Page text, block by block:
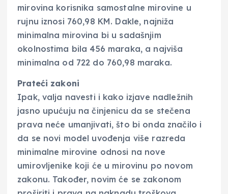
mirovina korisnika samostalne mirovine u
rujnu iznosi 760,98 KM. Dakle, najniža
minimalna mirovina bi u sadašnjim
okolnostima bila 456 maraka, a najviša
minimalna od 722 do 760,98 maraka.
Prateći zakoni
Ipak, valja navesti i kako izjave nadležnih
jasno upućuju na činjenicu da se stečena
prava neće umanjivati, što bi onda značilo i
da se novi model uvođenja više razreda
minimalne mirovine odnosi na nove
umirovljenike koji će u mirovinu po novom
zakonu. Također, novim će se zakonom